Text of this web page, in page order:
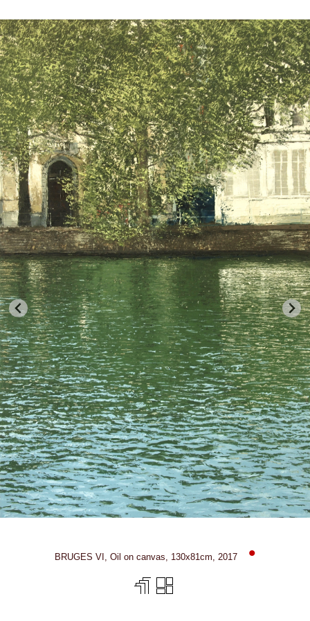
BRUGES VI, Oil on canvas, 130x81cm, 2017 •